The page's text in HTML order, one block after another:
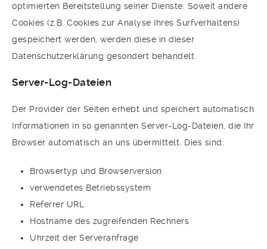
optimierten Bereitstellung seiner Dienste. Soweit andere
Cookies (z.B. Cookies zur Analyse Ihres Surfverhaltens)
gespeichert werden, werden diese in dieser
Datenschutzerklärung gesondert behandelt.
Server-Log-Dateien
Der Provider der Seiten erhebt und speichert automatisch
Informationen in so genannten Server-Log-Dateien, die Ihr
Browser automatisch an uns übermittelt. Dies sind:
Browsertyp und Browserversion
verwendetes Betriebssystem
Referrer URL
Hostname des zugreifenden Rechners
Uhrzeit der Serveranfrage